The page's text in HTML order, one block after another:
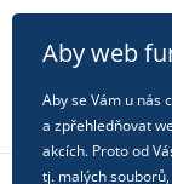
Aby web
Aby se Vám u nás
a zpřehledňovat
akcích. Proto od
tj. malých